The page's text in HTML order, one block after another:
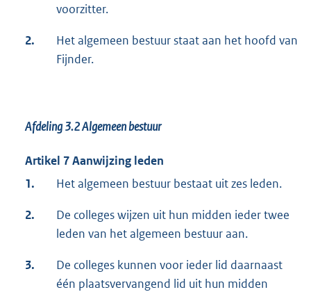
voorzitter.
2.
Het algemeen bestuur staat aan het hoofd van
Fijnder.
Afdeling 3.2Algemeen bestuur
Artikel 7 Aanwijzing leden
1.
Het algemeen bestuur bestaat uit zes leden.
2.
De colleges wijzen uit hun midden ieder twee
leden van het algemeen bestuur aan.
3.
De colleges kunnen voor ieder lid daarnaast
één plaatsvervangend lid uit hun midden